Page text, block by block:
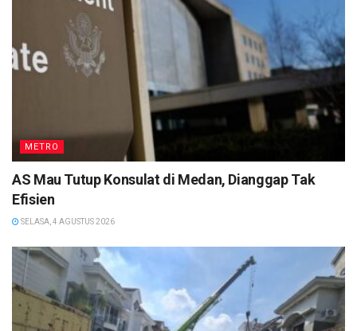
METRO
AS Mau Tutup Konsulat di Medan, Dianggap Tak
Efisien
SELASA, 4 AGUSTUS 2026